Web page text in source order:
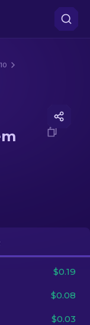
PT-BR
$0.19
$0.08
$0.03